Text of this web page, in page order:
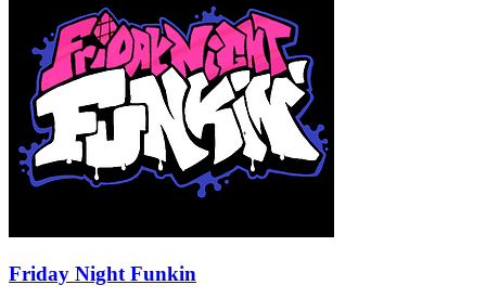
Friday Night Funkin